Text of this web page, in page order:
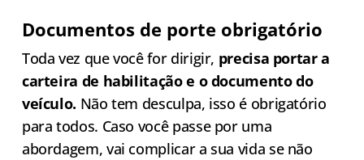
Documentos de porte obrigatório
Toda vez que você for dirigir, precisa portar a
carteira de habilitação e o documento do
veículo. Não tem desculpa, isso é obrigatório
para todos. Caso você passe por uma
abordagem, vai complicar a sua vida se não